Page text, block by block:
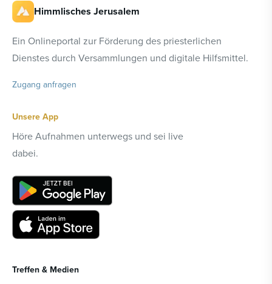
Himmlisches Jerusalem
Ein Onlineportal zur Förderung des priesterlichen
Dienstes durch Versammlungen und digitale Hilfsmittel.
Zugang anfragen
Unsere App
Höre Aufnahmen unterwegs und sei live
dabei.
Treffen & Medien